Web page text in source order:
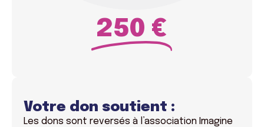
250 €
Votre don soutient :
Les dons sont reversés à l’association Imagine